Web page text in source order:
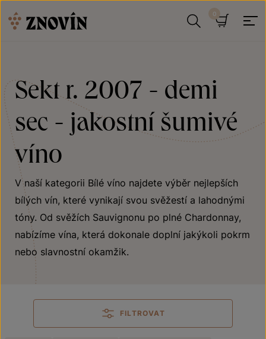
Sekt r. 2007 - demi
sec - jakostní šumivé
víno
V naší kategorii Bílé víno najdete výběr nejlepších
bílých vín, které vynikají svou svěžestí a lahodnými
tóny. Od svěžích Sauvignonu po plné Chardonnay,
nabízíme vína, která dokonale doplní jakýkoli pokrm
nebo slavnostní okamžik.
FILTROVAT